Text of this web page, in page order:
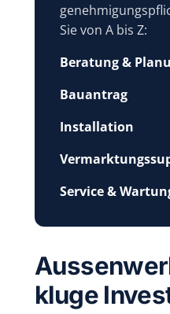
Sie von A bis Z:
Beratung &
Bauantrag
Installation
Service &
kluge